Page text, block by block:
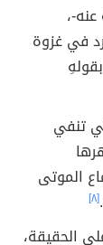
،
في غزوة
تنفي
الموتى
[٨]
الحقيقة،